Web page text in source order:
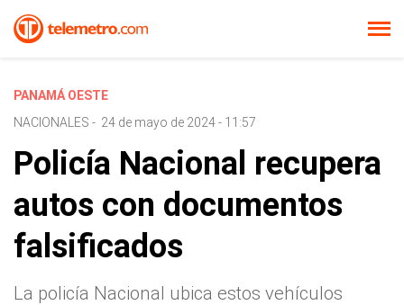
PANAMÁ OESTE
NACIONALES - 24 de mayo de 2024 - 11:57
Policía Nacional recupera
autos con documentos
falsificados
La policía Nacional ubica estos vehículos